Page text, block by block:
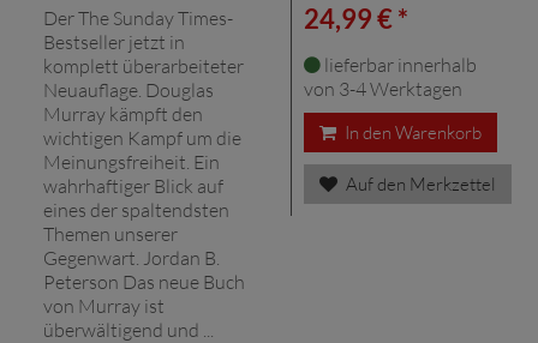
Der The Sunday Times-
Bestseller jetzt in
komplett überarbeiteter
Neuauflage. Douglas
Murray kämpft den
wichtigen Kampf um die
Meinungsfreiheit. Ein
wahrhaftiger Blick auf
eines der spaltendsten
Themen unserer
Gegenwart. Jordan B.
Peterson Das neue Buch
von Murray ist
überwältigend und ...
24,99 € *
lieferbar innerhalb
von 3-4 Werktagen
In den Warenkorb
Auf den Merkzettel